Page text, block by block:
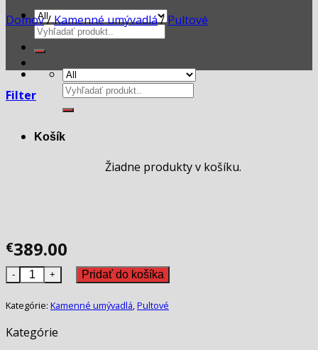
Hľadať:
Hľadať:
Košík
Žiadne produkty v košíku.
Domov/Kamenné umývadlá/ Pultové
Filter
€389.00
množstvo Kamenné umývadlo RITA GREY
Pridať do košíka
Kategórie: Kamenné umývadlá,Pultové
Kategórie